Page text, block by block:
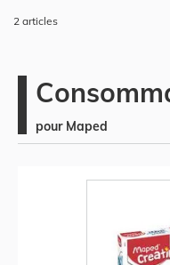
2 articles
pour Maped